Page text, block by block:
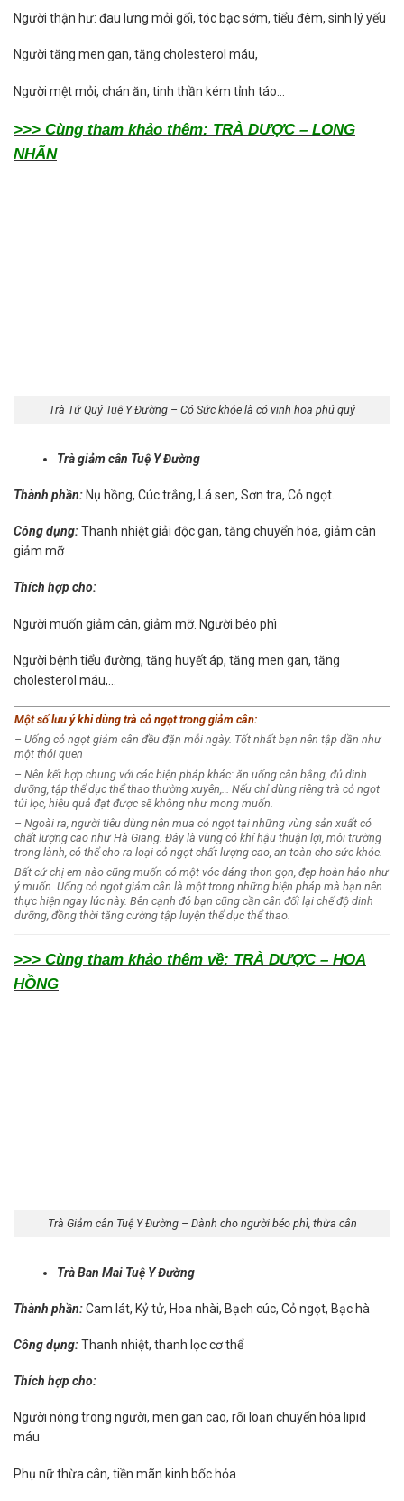
Người thận hư: đau lưng mỏi gối, tóc bạc sớm, tiểu đêm, sinh lý yếu
Người tăng men gan, tăng cholesterol máu,
Người mệt mỏi, chán ăn, tinh thần kém tỉnh táo…
>>> Cùng tham khảo thêm: TRÀ DƯỢC – LONG
NHÃN
Trà Tứ Quý Tuệ Y Đường – Có Sức khỏe là có vinh hoa phú quý
Trà giảm cân Tuệ Y Đường
Thành phần: Nụ hồng, Cúc trắng, Lá sen, Sơn tra, Cỏ ngọt.
Công dụng:Thanh nhiệt giải độc gan, tăng chuyển hóa, giảm cân
giảm mỡ
Thích hợp cho:
Người muốn giảm cân, giảm mỡ. Người béo phì
Người bệnh tiểu đường, tăng huyết áp, tăng men gan, tăng
cholesterol máu,…
Một số lưu ý khi dùng trà cỏ ngọt trong giảm cân:
– Uống cỏ ngọt giảm cân đều đặn mỗi ngày. Tốt nhất bạn nên tập dần như
một thói quen
– Nên kết hợp chung với các biện pháp khác: ăn uống cân bằng, đủ dinh
dưỡng, tập thể dục thể thao thường xuyên,… Nếu chỉ dùng riêng trà cỏ ngọt
túi lọc, hiệu quả đạt được sẽ không như mong muốn.
– Ngoài ra, người tiêu dùng nên mua cỏ ngọt tại những vùng sản xuất có
chất lượng cao như Hà Giang. Đây là vùng có khí hậu thuận lợi, môi trường
trong lành, có thể cho ra loại cỏ ngọt chất lượng cao, an toàn cho sức khỏe.
Bất cứ chị em nào cũng muốn có một vóc dáng thon gọn, đẹp hoàn hảo như
ý muốn. Uống cỏ ngọt giảm cân là một trong những biện pháp mà bạn nên
thực hiện ngay lúc này. Bên cạnh đó bạn cũng cần cân đối lại chế độ dinh
dưỡng, đồng thời tăng cường tập luyện thể dục thể thao.
>>> Cùng tham khảo thêm về: TRÀ DƯỢC – HOA
HỒNG
Trà Giảm cân Tuệ Y Đường – Dành cho người béo phì, thừa cân
Trà Ban Mai Tuệ Y Đường
Thành phần:Cam lát, Kỷ tử, Hoa nhài, Bạch cúc, Cỏ ngọt, Bạc hà
Công dụng:Thanh nhiệt, thanh lọc cơ thể
Thích hợp cho:
Người nóng trong người, men gan cao, rối loạn chuyển hóa lipid
máu
Phụ nữ thừa cân, tiền mãn kinh bốc hỏa